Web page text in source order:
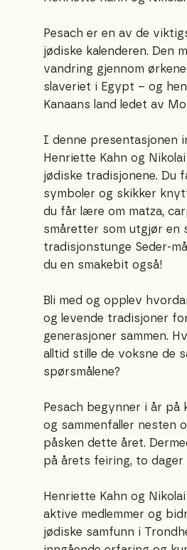
Pesach er en av de
jødiske kalenderen. Den
vandring gjennom
slaveriet i Egypt – og
Kanaans land ledet av
I denne presentasjonen
Henriette Kahn og
jødiske tradisjonene. Du
symboler og skikker
du får lære om matza,
småretter som utgjør en
tradisjonstunge Seder-
du en smakebit også!
Bli med og opplev
og levende tradisjoner
generasjoner sammen.
alltid stille de voksne de
spørsmålene?
Pesach begynner i år på
og sammenfaller nesten
påsken dette året.
på årets feiring, to dager
Henriette Kahn og
aktive medlemmer og
jødiske samfunn i